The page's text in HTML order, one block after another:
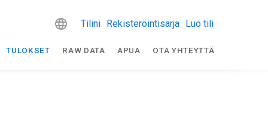
Tilini Rekisteröintisarja Luo tili
TULOKSET RAW DATA APUA OTA YHTEYTTÄ